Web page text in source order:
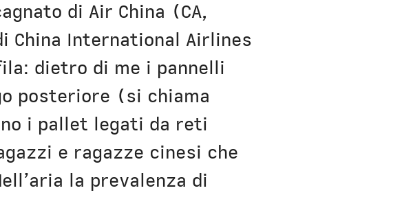
di Air China (CA,
China International Airlines
dietro di me i pannelli
posteriore (si chiama
i pallet legati da reti
e ragazze cinesi che
la prevalenza di